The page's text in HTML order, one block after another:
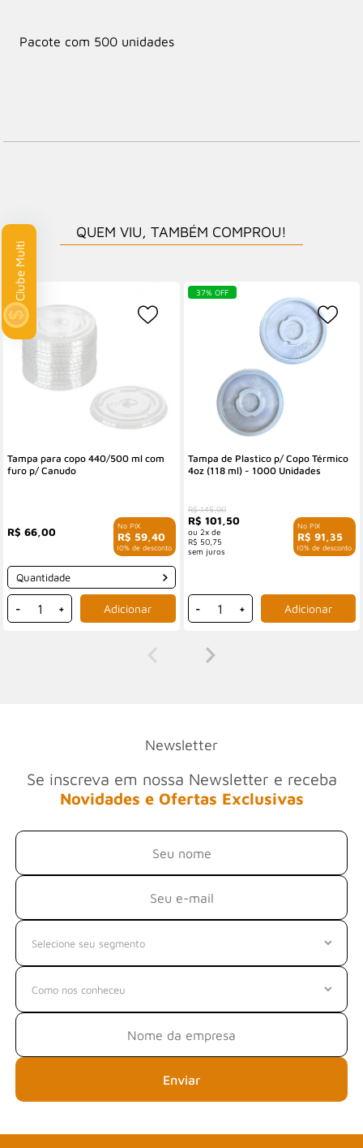
Pacote com 500 unidades
QUEM VIU, TAMBÉM COMPROU!
Tampa para copo 440/500 ml com
furo p/ Canudo
R$ 59,40
com 10% de desconto
R$ 66,00
Quantidade
- +
37% OFF
Tampa de Plastico p/ Copo Térmico
4oz (118 ml) - 1000 Unidades
R$ 91,35
com 10% de desconto
R$ 145,00
R$ 101,50
2x de
R$ 50,75
- +
Newsletter
Se inscreva em nossa Newsletter e receba
Novidades e Ofertas Exclusivas
Enviar